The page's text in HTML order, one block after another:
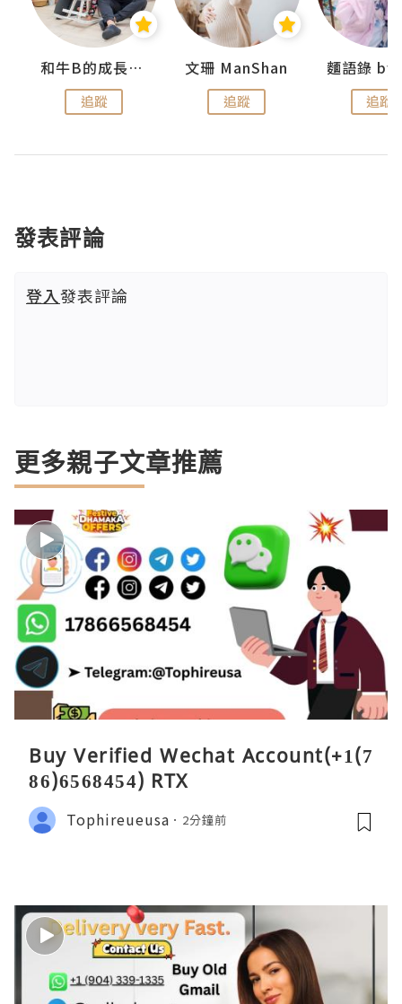
和牛B的成長日記
追蹤
文珊 ManShan
追蹤 追蹤
發表評論
登入發表評論
更多親子文章推薦
Buy Verified Wechat Account(+1(7
86)6568454) RTX
Tophireueusa 2分鐘前